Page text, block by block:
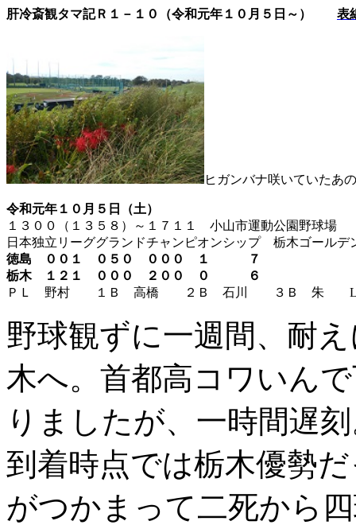
肝冷斎観タマ記Ｒ１－１０（令和元年１０月５日～） 表
ヒガンバナ咲いていたあ
令和元年１０月５日（土）
１３００（１３５８）～１７１１ 小山市運動公園野球場
日本独立リーググランドチャンピオンシップ 栃木ゴールデ
徳島 ００１ ０５０ ０００ １ ７
栃木 １２１ ０００ ２００ ０ ６
ＰＬ 野村 １Ｂ 高橋 ２Ｂ 石川 ３Ｂ 朱
野球観ずに一週間、耐
木へ。首都高コワいん
りましたが、一時間遅
到着時点では栃木優勢
がつかまって二死から